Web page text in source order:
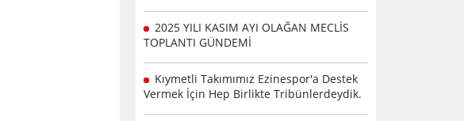
2025 YILI KASIM AYI OLAĞAN MECLİS
TOPLANTI GÜNDEMİ
Kıymetli Takımımız Ezinespor'a Destek
Vermek İçin Hep Birlikte Tribünlerdeydik.